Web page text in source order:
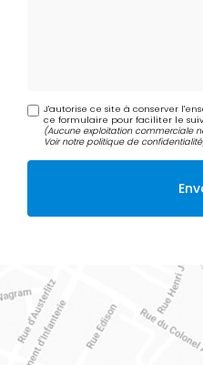
J'autorise ce site à conserver
ce formulaire pour faciliter le
(Aucune exploitation commerciale
Voir notrepolitique de confidentialité